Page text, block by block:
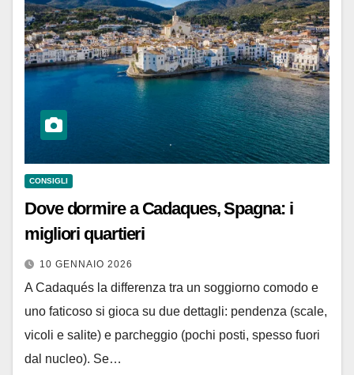
CONSIGLI
Dove dormire a Cadaques, Spagna: i
migliori quartieri
10 GENNAIO 2026
A Cadaqués la differenza tra un soggiorno comodo e
uno faticoso si gioca su due dettagli: pendenza (scale,
vicoli e salite) e parcheggio (pochi posti, spesso fuori
dal nucleo). Se…